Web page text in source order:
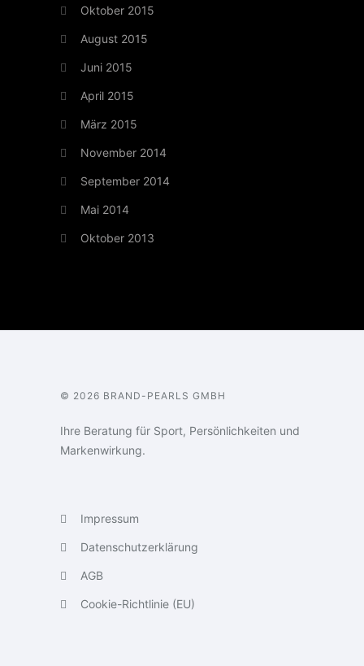
Oktober 2015
August 2015
Juni 2015
April 2015
März 2015
November 2014
September 2014
Mai 2014
Oktober 2013
© 2026 BRAND-PEARLS GMBH
Ihre Beratung für Sport, Persönlichkeiten und
Markenwirkung.
Impressum
Datenschutzerklärung
AGB
Cookie-Richtlinie (EU)